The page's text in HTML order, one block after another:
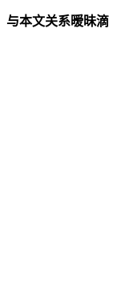
与本文关系暧昧滴